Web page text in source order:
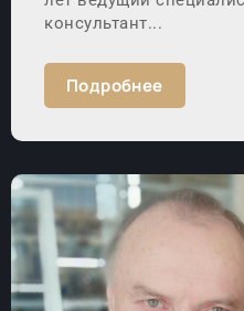
консультант...
Подробнее